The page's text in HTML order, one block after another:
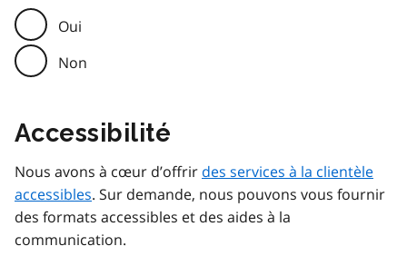
Oui
Non
Accessibilité
Nous avons à cœur d’offrir des services à la clientèle
accessibles. Sur demande, nous pouvons vous fournir
des formats accessibles et des aides à la
communication.